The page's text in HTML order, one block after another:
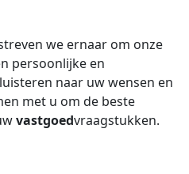
we ernaar om onze
persoonlijke en
naar uw wensen en
met u om de beste
vastgoedvraagstukken.